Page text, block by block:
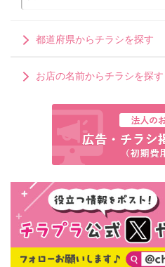
都道府県からチラシを探す
お店の名前からチラシを探す